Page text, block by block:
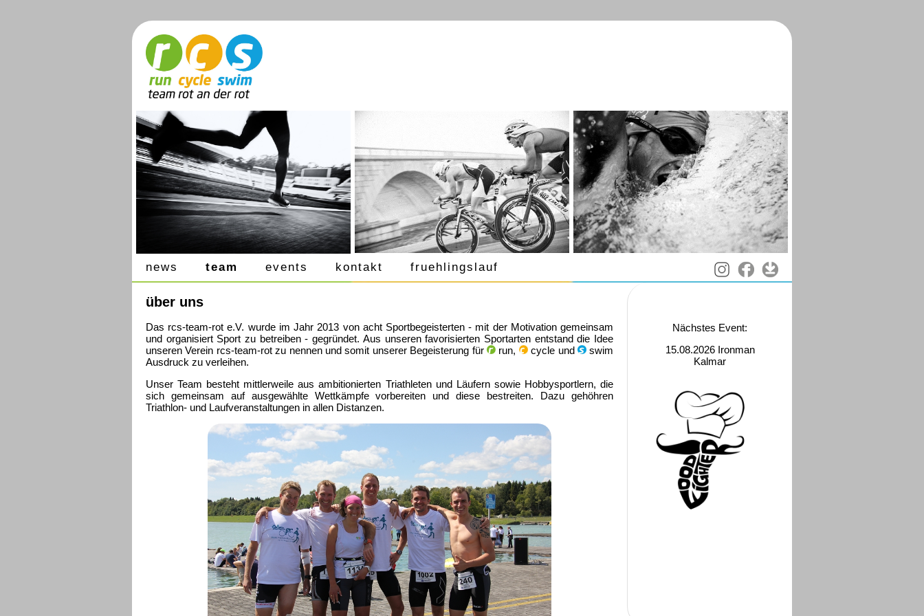
news team events kontakt fruehlingslauf
über uns
Das rcs-team-rot e.V. wurde im Jahr 2013 von acht Sportbegeisterten - mit der Motivation gemeinsam
und organisiert Sport zu betreiben - gegründet. Aus unseren favorisierten Sportarten entstand die Idee
unseren Verein rcs-team-rot zu nennen und somit unserer Begeisterung für
run, cycle und
swim
Ausdruck zu verleihen.
Unser Team besteht mittlerweile aus ambitionierten Triathleten und Läufern sowie Hobbysportlern, die
sich gemeinsam auf ausgewählte Wettkämpfe vorbereiten und diese bestreiten. Dazu gehöhren
Triathlon- und Laufveranstaltungen in allen Distanzen.
Nächstes Event:
15.08.2026 Ironman
Kalmar